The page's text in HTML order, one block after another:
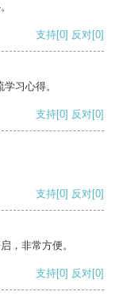
支持[0] 反对[0]
习心得。
支持[0] 反对[0]
支持[0] 反对[0]
，非常方便。
支持[0] 反对[0]